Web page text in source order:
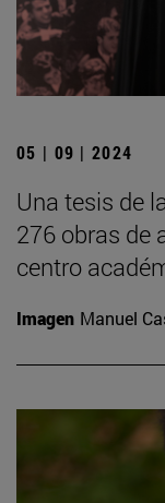
05 | 09 | 2024
Una tesis de
276 obras de
centro
Imagen Manuel